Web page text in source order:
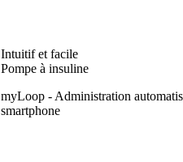
Intuitif et facile
Pompe à insuline
myLoop - Administration
smartphone